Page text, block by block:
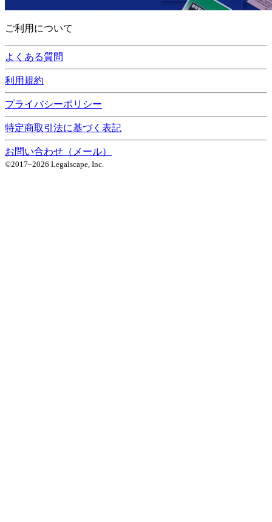
ご利用について
よくある質問
利用規約
プライバシーポリシー
特定商取引法に基づく表記
お問い合わせ（メール）
©2017–2026 Legalscape, Inc.